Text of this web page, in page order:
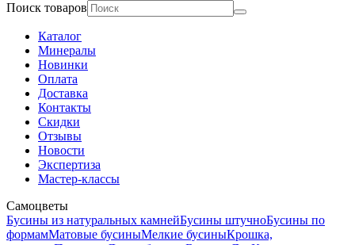
Поиск товаров
Каталог
Минералы
Новинки
Оплата
Доставка
Контакты
Скидки
Отзывы
Новости
Экспертиза
Мастер-классы
Самоцветы
Бусины из натуральных камнейБусины штучноБусины по
формамМатовые бусиныМелкие бусиныКрошка,